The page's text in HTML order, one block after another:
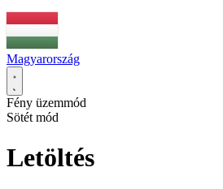
Magyarország
Fény üzemmód
Sötét mód
Letöltés